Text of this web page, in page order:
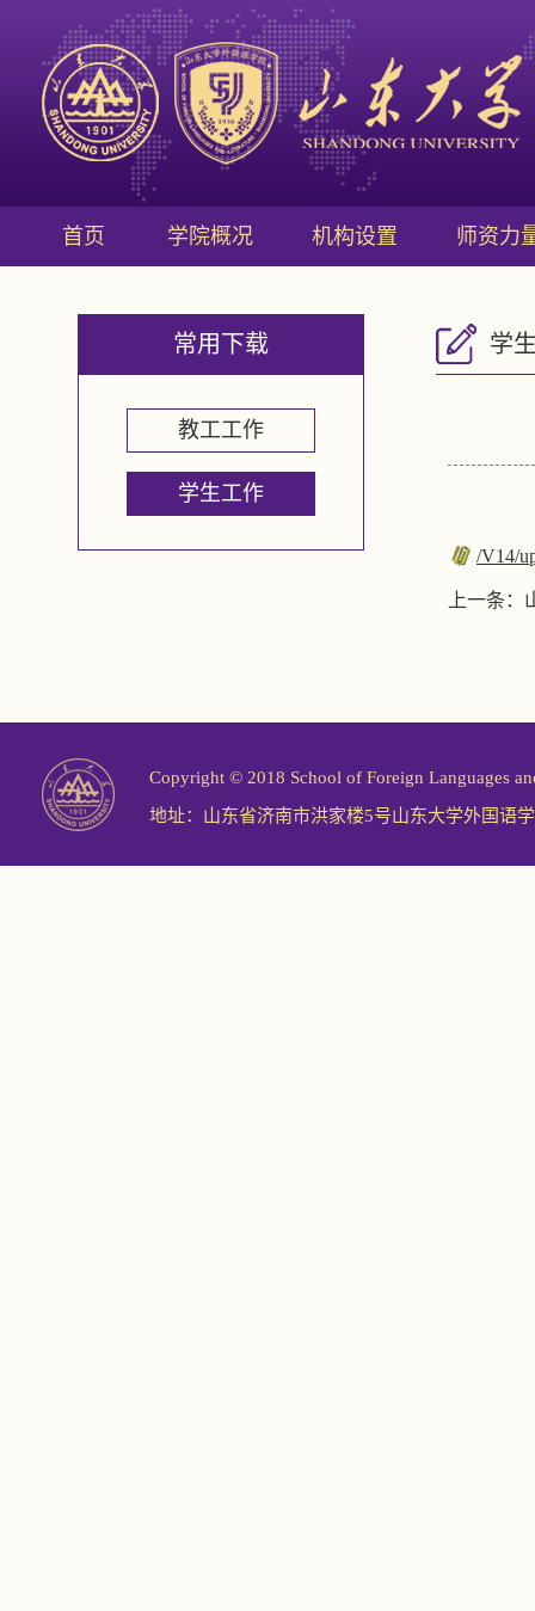
首页 学院概况 机构设置 师资力
常用下载
教工工作
学生工作
学
/V14/
上一条：
Copyright © 2018 School of Foreign Languages
地址：山东省济南市洪家楼5号山东大学外国语